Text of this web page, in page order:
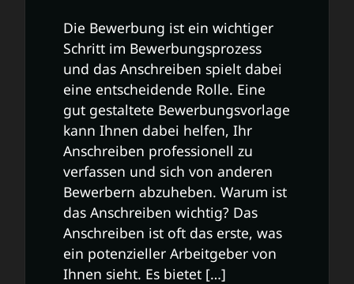
Die Bewerbung ist ein wichtiger
Schritt im Bewerbungsprozess
und das Anschreiben spielt dabei
eine entscheidende Rolle. Eine
gut gestaltete Bewerbungsvorlage
kann Ihnen dabei helfen, Ihr
Anschreiben professionell zu
verfassen und sich von anderen
Bewerbern abzuheben. Warum ist
das Anschreiben wichtig? Das
Anschreiben ist oft das erste, was
ein potenzieller Arbeitgeber von
Ihnen sieht. Es bietet […]